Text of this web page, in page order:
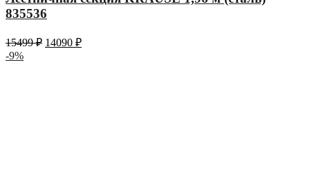
835536
15499₽ 14090 ₽
-9%